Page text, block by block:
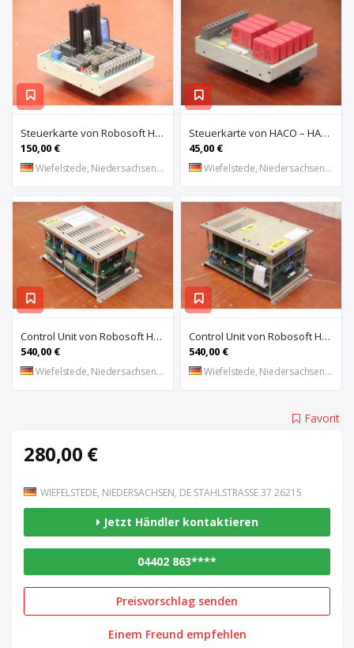
Steuerkarte von Robosoft HACO – HACC 013 PPES 30135
150,00 €
Wiefelstede, Niedersachsen, DE
Steuerkarte von HACO – HACE 032 PPES 30135
45,00 €
Wiefelstede, Niedersachsen, DE
Control Unit von Robosoft HACO – 411-1153 PPES 30135
540,00 €
Wiefelstede, Niedersachsen, DE
Control Unit von Robosoft HACO – 411-1084 / 412-0112 / 412-0094 PPES 30135
540,00 €
Wiefelstede, Niedersachsen, DE
Favorit
280,00 €
WIEFELSTEDE, NIEDERSACHSEN, DE STAHLSTRASSE 37 26215
Jetzt Händler kontaktieren
04402 863****
Preisvorschlag senden
Einem Freund empfehlen